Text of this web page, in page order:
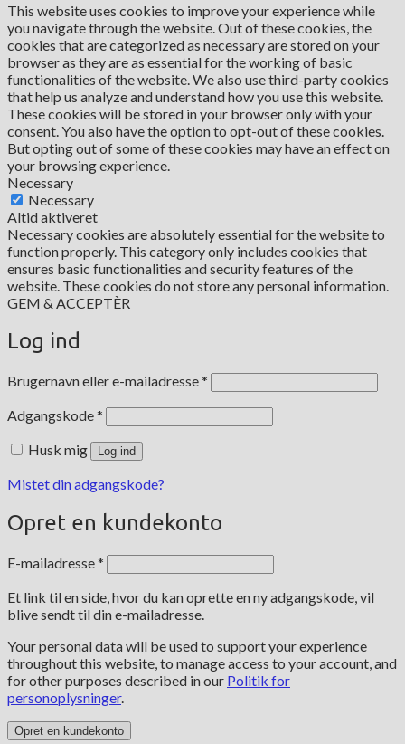
This website uses cookies to improve your experience while
you navigate through the website. Out of these cookies, the
cookies that are categorized as necessary are stored on your
browser as they are as essential for the working of basic
functionalities of the website. We also use third-party cookies
that help us analyze and understand how you use this website.
These cookies will be stored in your browser only with your
consent. You also have the option to opt-out of these cookies.
But opting out of some of these cookies may have an effect on
your browsing experience.
Necessary
Necessary
Altid aktiveret
Necessary cookies are absolutely essential for the website to
function properly. This category only includes cookies that
ensures basic functionalities and security features of the
website. These cookies do not store any personal information.
GEM & ACCEPTÈR
Log ind
Brugernavn eller e-mailadresse*
Adgangskode*
Husk mig Log ind
Mistet din adgangskode?
Opret en kundekonto
E-mailadresse*
Et link til en side, hvor du kan oprette en ny adgangskode, vil
blive sendt til din e-mailadresse.
Your personal data will be used to support your experience
throughout this website, to manage access to your account, and
for other purposes described in our Politik for
personoplysninger.
Opret en kundekonto